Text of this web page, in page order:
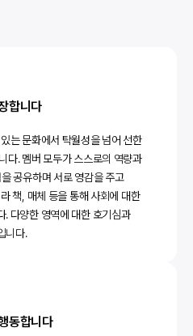
합니다
는 문화에서 탁월성을 넘어 선한
다. 멤버 모두가 스스로의 역량과
공유하며 서로 영감을 주고
책, 매체 등을 통해 사회에 대한
. 다양한 영역에 대한 호기심과
니다.
동합니다